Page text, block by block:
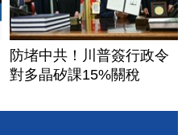
防堵中共！川普簽行政令
對多晶矽課15%關稅